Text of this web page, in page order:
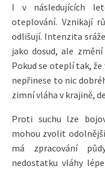
I v následujících
oteplování. Vznikají
odlišují. Intenzita
jako dosud, ale
Pokud se oteplí tak,
nepřinese to nic
zimní vláha v krajině,
Proti suchu lze
mohou zvolit
má zpracování
nedostatku vláhy